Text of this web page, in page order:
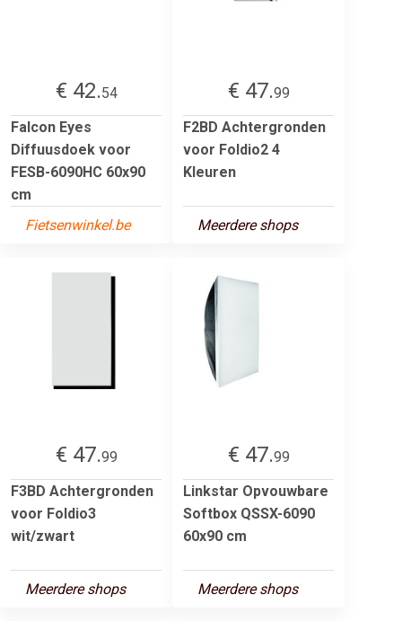
€ 42.54
Falcon Eyes
Diffuusdoek voor
FESB-6090HC 60x90
cm
Fietsenwinkel.be
€ 47.99
F2BD Achtergronden
voor Foldio2 4
Kleuren
Meerdere shops
€ 47.99
F3BD Achtergronden
voor Foldio3
wit/zwart
Meerdere shops
€ 47.99
Linkstar Opvouwbare
Softbox QSSX-6090
60x90 cm
Meerdere shops